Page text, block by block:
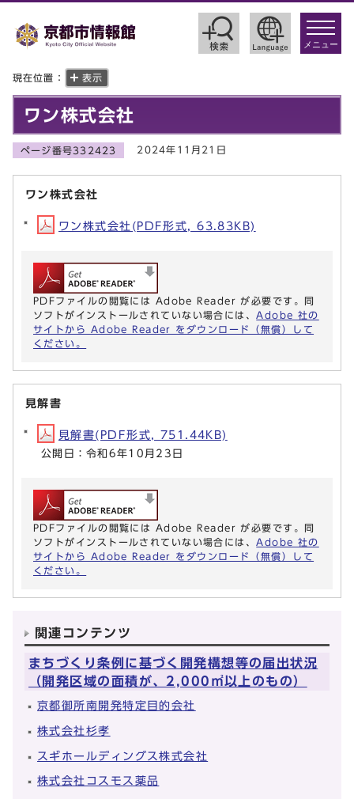
toggle
メニュー
現在位置： 表示
ワン株式会社
ページ番号332423 2024年11月21日
ワン株式会社
ワン株式会社(PDF形式, 63.83KB)
PDFファイルの閲覧には Adobe Reader が必要です。同
ソフトがインストールされていない場合には、 Adobe 社の
サイトから Adobe Reader をダウンロード（無償）して
ください。
見解書
見解書(PDF形式, 751.44KB)
公開日：令和6年10月23日
PDFファイルの閲覧には Adobe Reader が必要です。同
ソフトがインストールされていない場合には、 Adobe 社の
サイトから Adobe Reader をダウンロード（無償）して
ください。
関連コンテンツ
まちづくり条例に基づく開発構想等の届出状況
（開発区域の面積が、2,000㎡以上のもの）
京都御所南開発特定目的会社
株式会社杉孝
スギホールディングス株式会社
株式会社コスモス薬品